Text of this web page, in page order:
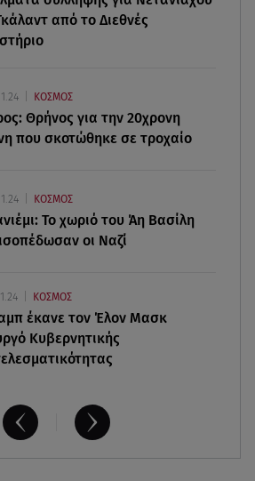
«Πόσο πιο πάνω
θες;»
Ζώη: « Γεμάτη
125 Τοp Case: Η τιμή του νέου
από το Διεθνές
ΚΟΣΜΟΣ
Θρήνος για την 20χρονη
που σκοτώθηκε σε τροχαίο
ΚΟΣΜΟΣ
Το χωριό του Άη Βασίλη
οι Ναζί
ΚΟΣΜΟΣ
έκανε τον Έλον Μασκ
Κυβερνητικής